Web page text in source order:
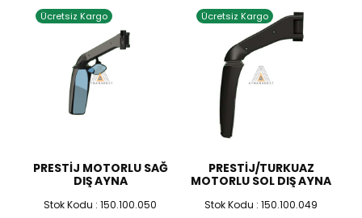
Ücretsiz Kargo
PRESTİJ MOTORLU SAĞ
DIŞ AYNA
Stok Kodu : 150.100.050
Ücretsiz Kargo
PRESTİJ/TURKUAZ
MOTORLU SOL DIŞ AYNA
Stok Kodu : 150.100.049